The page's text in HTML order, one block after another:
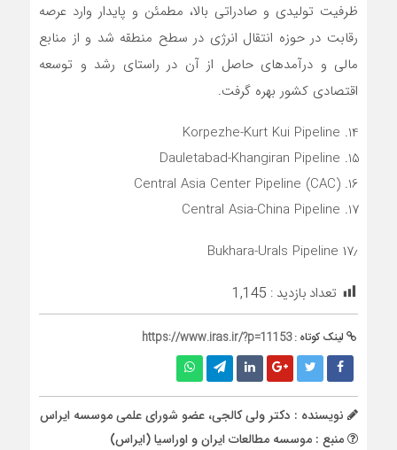
ظرفیت تولیدی و صادراتی بالا، مطمئن و پایدار وارد عرصه
رقابت در حوزه انتقال انرژی در سطح منطقه شد و از منابع
مالی و درآمدهای حاصل از آن در راستای رشد و توسعه
اقتصادی کشور بهره گرفت.
Korpezhe-Kurt Kui Pipeline
Dauletabad-Khangiran Pipeline
Central Asia Center Pipeline (CAC)
Central Asia-China Pipeline
۱۷٫‌‌ Bukhara-Urals Pipeline
تعداد بازدید : 1,145
لینک کوتاه :https://www.iras.ir/?p=11153
نویسنده : دکتر ولی کالجی، عضو شورای علمی موسسه ایراس
منبع : موسسه مطالعات ایران و اوراسیا (ایراس)